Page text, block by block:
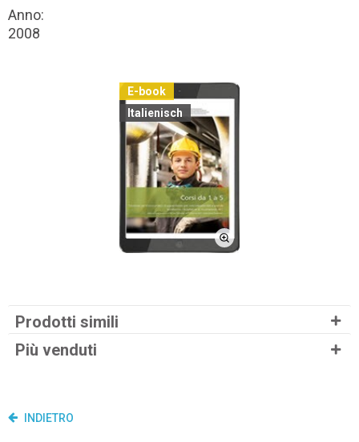
Anno:
2008
E-book
Italienisch
Prodotti simili
Più venduti
INDIETRO